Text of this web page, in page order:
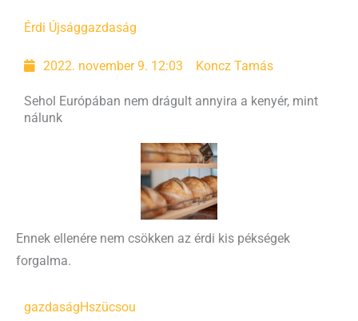
Érdi Újsággazdaság
2022. november 9. 12:03 Koncz Tamás
Sehol Európában nem drágult annyira a kenyér, mint
nálunk
Ennek ellenére nem csökken az érdi kis pékségek
forgalma.
gazdaságHszücsou